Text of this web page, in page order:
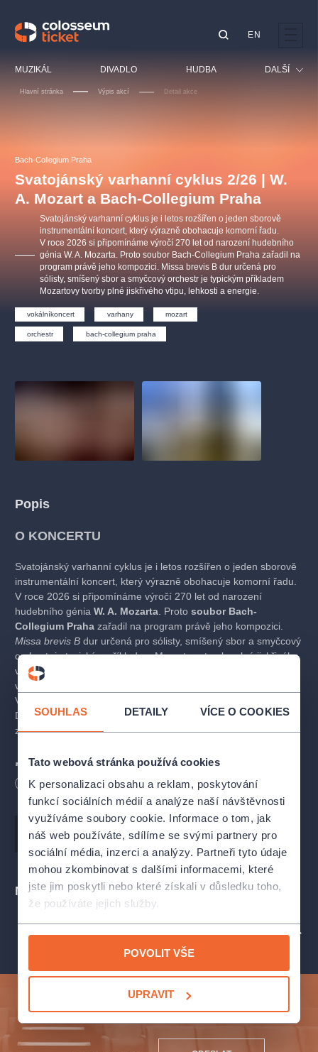
SOUHLAS DETAILY VÍCE O COOKIES
Tato webová stránka používá cookies
K personalizaci obsahu a reklam, poskytování
funkcí sociálních médií a analýze naší návštěvnosti
využíváme soubory cookie. Informace o tom, jak
náš web používáte, sdílíme se svými partnery pro
sociální média, inzerci a analýzy. Partneři tyto údaje
mohou zkombinovat s dalšími informacemi, které
jste jim poskytli nebo které získali v důsledku toho,
že používáte jejich služby.
POVOLIT VŠE
UPRAVIT
MUZIKÁL DIVADLO HUDBA DALŠÍ
Prohlídky
Sport
Ostatní
EN
Hlavní stránka Výpis akcí Detail akce
Bach-Collegium Praha
Svatojánský varhanní cyklus 2/26 | W.
A. Mozart a Bach-Collegium Praha
Svatojánský varhanní cyklus je i letos rozšířen o jeden sborově
instrumentální koncert, který výrazně obohacuje komorní řadu.
V roce 2026 si připomínáme výročí 270 let od narození hudebního
génia W. A. Mozarta. Proto soubor Bach-Collegium Praha zařadil na
program právě jeho kompozici. Missa brevis B dur určená pro
sólisty, smíšený sbor a smyčcový orchestr je typickým příkladem
Mozartovy tvorby plné jiskřivého vtipu, lehkosti a energie.
vokálníkoncert varhany mozart
orchestr bach-collegium praha
Popis
O KONCERTU
Svatojánský varhanní cyklus je i letos rozšířen o jeden sborově
instrumentální koncert, který výrazně obohacuje komorní řadu.
V roce 2026 si připomínáme výročí 270 let od narození
hudebního génia W. A. Mozarta. Proto soubor Bach-
Collegium Praha zařadil na program právě jeho kompozici.
Missa brevis B dur určená pro sólisty, smíšený sbor a smyčcový
orchestr je typickým příkladem Mozartovy tvorby plné jiskřivého
vtipu, lehkosti a energie. Skladbu napsal autor v roce 1777
v Salzburgu a jedná se o poslední mši před jeho odchodem do
Vídně. Skladba vrcholí podmanivým zpracováním části Agnus
Dei, která zde patří k Mozartovým nejpůvabnějším a je
zakončena typicky radostným „Dona nobis Pacem“.
Program
Wolfgang Amadeus Mozart (1756–1791)
Missa brevis B dur
| KV 275, pro sóla, smíšený sbor, orchestr
a varhany
Kyrie
Gloria
Credo
Sanctus
Benedictus
– varhany
Jiří Mátl- dirigent
Délka 90 minut
Hudba Wolfgang Amadeus Mozart
Místa
PROFIL POŘADATELE BACH-COLLEGIUM PRAHA
Přihlaste se k odběru a vychutnejte si kulturní život
naplno!
OBYČEJNÁ HOLKA
Agentura 44, s.r.o.
s.r.o.
Ostatní hledají
muzikálypraha
Nejnavštěvovanější
muzikálypraha divadlopraha sleva